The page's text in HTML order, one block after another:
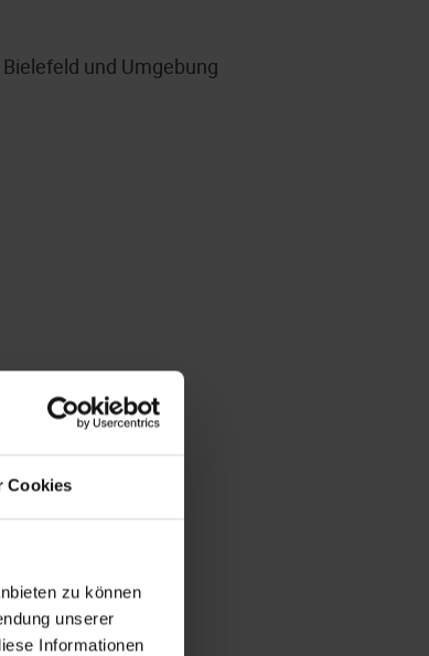
Cookies
zu können
unserer
Informationen
und Umgebung